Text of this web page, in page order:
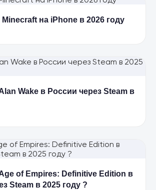
Minecraft на iPhone в 2026 году
Wake в России через Steam в
of Empires: Definitive Edition в
Steam в 2025 году ?